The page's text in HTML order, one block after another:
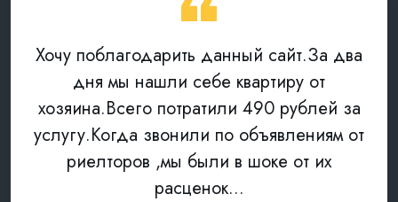
Хочу поблагодарить данный сайт.За два
дня мы нашли себе квартиру от
хозяина.Всего потратили 490 рублей за
услугу.Когда звонили по объявлениям от
риелторов ,мы были в шоке от их
расценок...